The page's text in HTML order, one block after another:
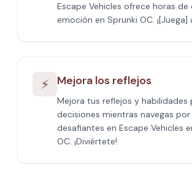
Escape Vehicles ofrece horas de
emoción en Sprunki OC. ¡[Juega]
⚡ Mejora los reflejos
Mejora tus reflejos y habilidades
decisiones mientras navegas por
desafiantes en Escape Vehicles
OC. ¡Diviértete!